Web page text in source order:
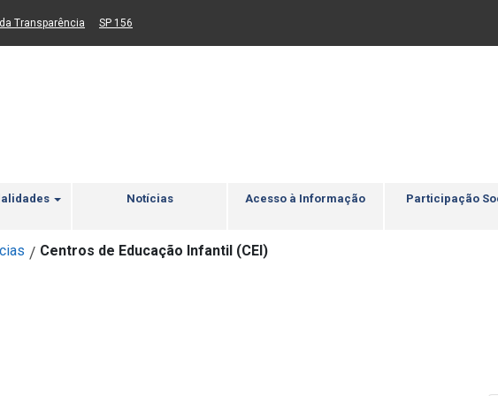
Ir para busca Ir para rodapé
um novo sítio)
Transparência (Link para um novo sítio)
SP 156
Notícias Acesso à Informação Participação
/ Centros de Educação Infantil (CEI)